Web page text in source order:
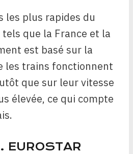
les plus rapides du
tels que la France et la
est basé sur la
les trains fonctionnent
que sur leur vitesse
élevée, ce qui compte
EUROSTAR